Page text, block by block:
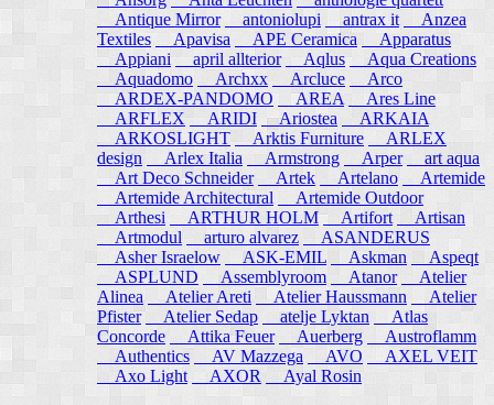
Antique Mirror
antoniolupi antrax it
Anzea
Textiles
Apavisa APE Ceramica
Apparatus
Appiani
april allterior Aqlus Aqua Creations
Aquadomo
Archxx Arcluce
Arco
ARDEX-PANDOMO
AREA
Ares Line
ARFLEX
ARIDI Ariostea
ARKAIA
ARKOSLIGHT
Arktis Furniture
ARLEX
design
Arlex Italia Armstrong Arper
art aqua
Art Deco Schneider
Artek Artelano
Artemide
Artemide Architectural
Artemide Outdoor
Arthesi
ARTHUR HOLM Artifort
Artisan
Artmodul
arturo alvarez
ASANDERUS
Asher Israelow
ASK-EMIL Askman
Aspeqt
ASPLUND
Assemblyroom Atanor
Atelier
Alinea
Atelier Areti Atelier Haussmann
Atelier
Pfister
Atelier Sedap atelje Lyktan
Atlas
Concorde
Attika Feuer Auerberg
Austroflamm
Authentics
AV Mazzega AVO
AXEL VEIT
Axo Light
AXOR Ayal Rosin